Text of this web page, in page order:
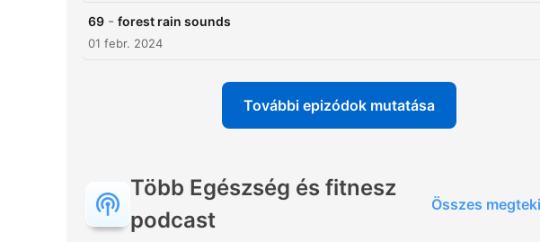
69 - forest rain sounds
01 febr. 2024
További epizódok mutatása
Több Egészség és fitnesz
podcast
Összes